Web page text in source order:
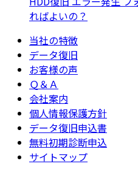
ればよいの？
当社の特徴
データ復旧
お客様の声
Ｑ＆Ａ
会社案内
個人情報保護方針
データ復旧申込書
無料初期診断申込
サイトマップ